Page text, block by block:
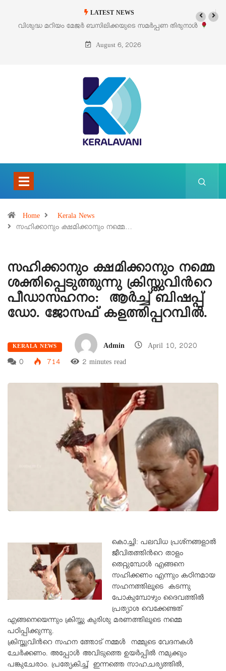
LATEST NEWS
തിരുനാൾ
‘പെറ്റൽസ്’ ലൈഫ് സ്റ്റൈൽ എക്സിബിഷനും
August 6, 2026
Home
Kerala News
സഹിക്കാനും ക്ഷമിക്കാനും നമ്മെ…
സഹിക്കാനും ക്ഷമിക്കാനും നമ്മെ
ശക്തിപ്പെടുത്തുന്നു ക്രിസ്തുവിൻറെ
പീഡാസഹനം: ആർച്ച് ബിഷപ്പ്
ഡോ. ജോസഫ് കളത്തിപ്പറമ്പിൽ.
KERALA NEWS Admin
April 10, 2020
0
714 2 minutes read
കൊച്ചി: പലവിധ പ്രശ്നങ്ങളാൽ
ജീവിതത്തിൻറെ താളം
തെറ്റുമ്പോൾ എങ്ങനെ
സഹിക്കണം എന്നും കഠിനമായ
സഹനത്തിലൂടെ കടന്നു
പോകുമ്പോഴും ദൈവത്തിൽ
പ്രത്യാശ വെക്കേണ്ടത്
എങ്ങനെയെന്നും ക്രിസ്തു കുരിശു മരണത്തിലൂടെ നമ്മെ
പഠിപ്പിക്കുന്നു.
ക്രിസ്തുവിൻറെ സഹന ത്തോട് നമ്മൾ നമ്മുടെ വേദനകൾ
ചേർക്കണം. അപ്പോൾ അവിടുത്തെ ഉയർപ്പിൽ നമുക്കും
പങ്കുചേരാം. പ്രത്യേകിച്ച് ഇന്നത്തെ സാഹചര്യത്തിൽ,